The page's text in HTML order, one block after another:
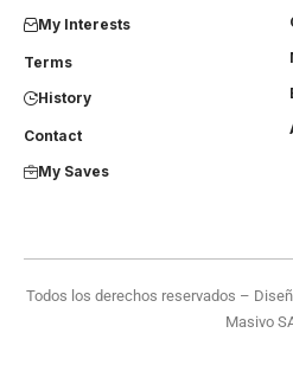
My Interests
Terms
History
Contact
My Saves
Todos los derechos reservados –
Masivo